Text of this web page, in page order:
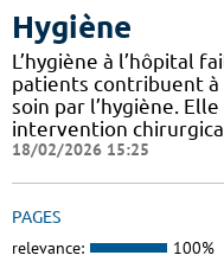
Hygiène
L’hygiène à l’hôpital
patients contribuent
soin par l’hygiène.
intervention
18/02/2026 15:25
PAGES
relevance: 100%